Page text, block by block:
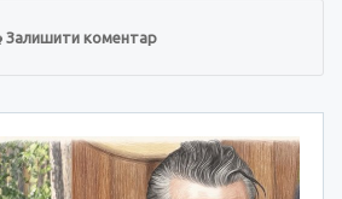
Залишити коментар